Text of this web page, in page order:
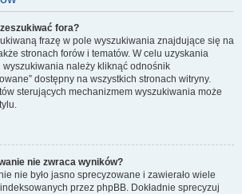
fora?
frazę w pole wyszukiwania znajdujące się na
stronach forów i tematów. W celu uzyskania
należy kliknąć odnośnik
dostępny na wszystkich stronach witryny.
sterujących mechanizmem wyszukiwania może
nie zwraca wyników?
nie było jasno sprecyzowane i zawierało wiele
przez phpBB. Dokładnie sprecyzuj